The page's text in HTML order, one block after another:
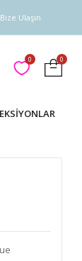
Bize Ulaşın
0 0